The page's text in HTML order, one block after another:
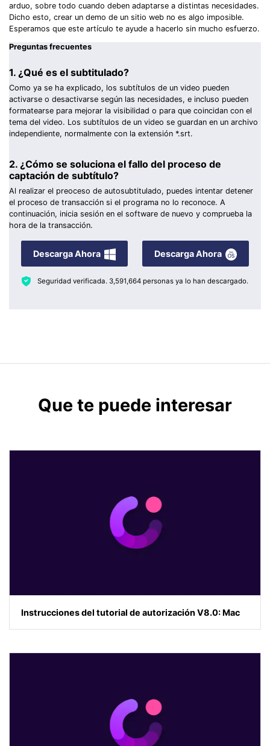
arduo, sobre todo cuando deben adaptarse a distintas necesidades.
Dicho esto, crear un demo de un sitio web no es algo imposible.
Esperamos que este artículo te ayude a hacerlo sin mucho esfuerzo.
Preguntas frecuentes
1. ¿Qué es el subtitulado?
Como ya se ha explicado, los subtítulos de un video pueden
activarse o desactivarse según las necesidades, e incluso pueden
formatearse para mejorar la visibilidad o para que coincidan con el
tema del video. Los subtítulos de un video se guardan en un archivo
independiente, normalmente con la extensión *.srt.
2. ¿Cómo se soluciona el fallo del proceso de
captación de subtítulo?
Al realizar el preoceso de autosubtitulado, puedes intentar detener
el proceso de transacción si el programa no lo reconoce. A
continuación, inicia sesión en el software de nuevo y comprueba la
hora de la transacción.
Descarga Ahora Descarga Ahora
Seguridad verificada. 3,591,664personas ya lo han descargado.
Que te puede interesar
Instrucciones del tutorial de autorización V8.0: Mac